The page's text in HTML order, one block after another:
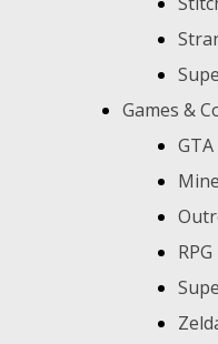
Games &
GTA
RPG